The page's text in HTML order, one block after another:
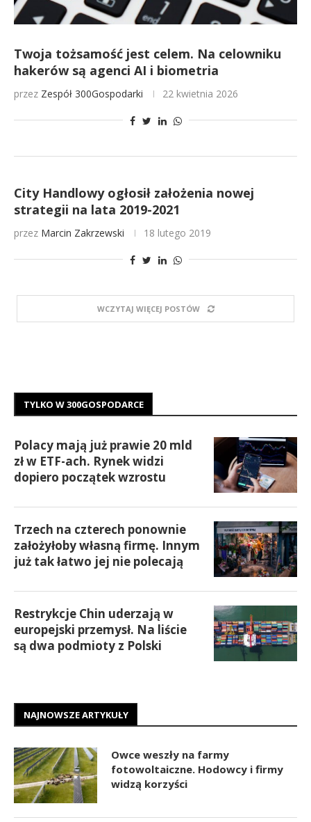
Twoja tożsamość jest celem. Na celowniku
hakerów są agenci AI i biometria
przez Zespół 300Gospodarki 22 kwietnia 2026
City Handlowy ogłosił założenia nowej
strategii na lata 2019-2021
przez Marcin Zakrzewski 18 lutego 2019
WCZYTAJ WIĘCEJ POSTÓW
TYLKO W 300GOSPODARCE
Polacy mają już prawie 20 mld
zł w ETF-ach. Rynek widzi
dopiero początek wzrostu
Trzech na czterech ponownie
założyłoby własną firmę. Innym
już tak łatwo jej nie polecają
Restrykcje Chin uderzają w
europejski przemysł. Na liście
są dwa podmioty z Polski
NAJNOWSZE ARTYKUŁY
Owce weszły na farmy
fotowoltaiczne. Hodowcy i firmy
widzą korzyści